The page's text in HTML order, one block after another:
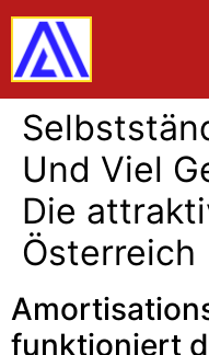
Und Viel
Die
Österreich
funktioniert